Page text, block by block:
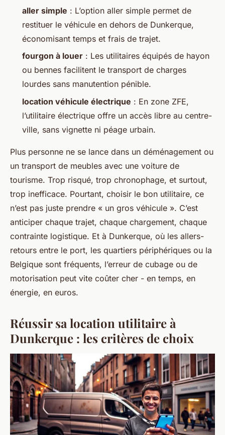
aller simple : L’option aller simple permet de
restituer le véhicule en dehors de Dunkerque,
économisant temps et frais de trajet.
fourgon à louer : Les utilitaires équipés de hayon
ou bennes facilitent le transport de charges
lourdes sans manutention pénible.
location véhicule électrique : En zone ZFE,
l’utilitaire électrique offre un accès libre au centre-
ville, sans vignette ni péage urbain.
Plus personne ne se lance dans un déménagement ou
un transport de meubles avec une voiture de
tourisme. Trop risqué, trop chronophage, et surtout,
trop inefficace. Pourtant, choisir le bon utilitaire, ce
n’est pas juste prendre « un gros véhicule ». C’est
anticiper chaque trajet, chaque chargement, chaque
contrainte logistique. Et à Dunkerque, où les allers-
retours entre le port, les quartiers périphériques ou la
Belgique sont fréquents, l’erreur de cubage ou de
motorisation peut vite coûter cher - en temps, en
énergie, en euros.
Réussir sa location utilitaire à
Dunkerque : les critères de choix